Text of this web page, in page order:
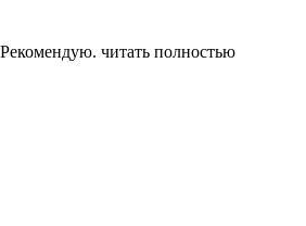
читать полностью